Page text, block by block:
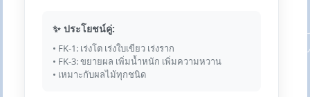
✨ ประโยชน์คู่:
• FK-1: เร่งโต เร่งใบเขียว เร่งราก
• FK-3: ขยายผล เพิ่มน้ำหนัก เพิ่มความหวาน
• เหมาะกับผลไม้ทุกชนิด